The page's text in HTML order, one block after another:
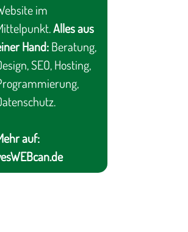
im
Alles aus
Hand:Beratung,
SEO, Hosting,
auf: